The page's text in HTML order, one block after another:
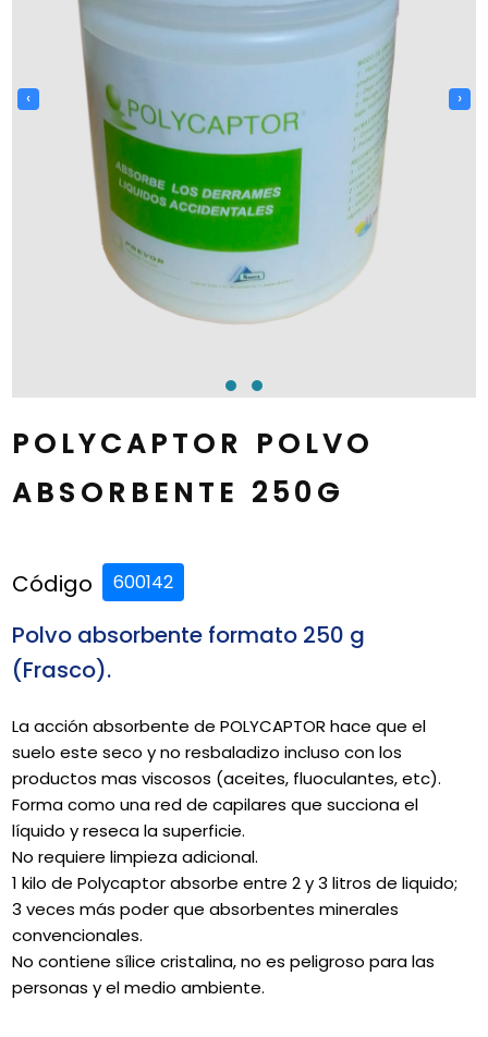
‹ ›
POLYCAPTOR POLVO
ABSORBENTE 250G
Código 600142
Polvo absorbente formato 250 g
(Frasco).
La acción absorbente de POLYCAPTOR hace que el
suelo este seco y no resbaladizo incluso con los
productos mas viscosos (aceites, fluoculantes, etc).
Forma como una red de capilares que succiona el
líquido y reseca la superficie.
No requiere limpieza adicional.
1 kilo de Polycaptor absorbe entre 2 y 3 litros de liquido;
3 veces más poder que absorbentes minerales
convencionales.
No contiene sílice cristalina, no es peligroso para las
personas y el medio ambiente.